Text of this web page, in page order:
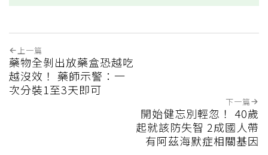
上一篇
藥物全剝出放藥盒恐越吃
越沒效！ 藥師示警：一
次分裝1至3天即可
下一篇
開始健忘別輕忽！ 40歲
起就該防失智 2成國人帶
有阿茲海默症相關基因